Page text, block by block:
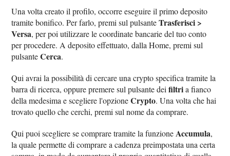
Una volta creato il profilo, occorre eseguire il primo deposito
tramite bonifico. Per farlo, premi sul pulsanteTrasferisci >
Versa, per poi utilizzare le coordinate bancarie del tuo conto
per procedere. A deposito effettuato, dalla Home, premi sul
pulsanteCerca.
Qui avrai la possibilità di cercare una crypto specifica tramite la
barra di ricerca, oppure premere sul pulsante deifiltria fianco
della medesima e scegliere l'opzioneCrypto. Una volta che hai
trovato quello che cerchi, premi sul nome da comprare.
Qui puoi scegliere se comprare tramite la funzioneAccumula,
la quale permette di comprare a cadenza preimpostata una certa